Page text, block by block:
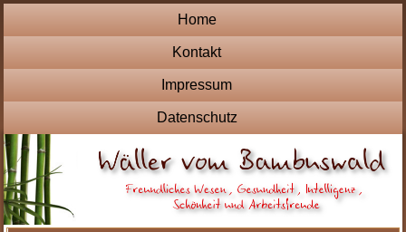
Home
Kontakt
Impressum
Datenschutz